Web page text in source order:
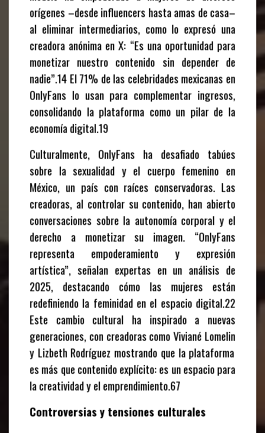
orígenes –desde influencers hasta amas de casa–
al eliminar intermediarios, como lo expresó una
creadora anónima en X: “Es una oportunidad para
monetizar nuestro contenido sin depender de
nadie”.14 El 71% de las celebridades mexicanas en
OnlyFans lo usan para complementar ingresos,
consolidando la plataforma como un pilar de la
economía digital.19
Culturalmente, OnlyFans ha desafiado tabúes
sobre la sexualidad y el cuerpo femenino en
México, un país con raíces conservadoras. Las
creadoras, al controlar su contenido, han abierto
conversaciones sobre la autonomía corporal y el
derecho a monetizar su imagen. “OnlyFans
representa empoderamiento y expresión
artística”, señalan expertas en un análisis de
2025, destacando cómo las mujeres están
redefiniendo la feminidad en el espacio digital.22
Este cambio cultural ha inspirado a nuevas
generaciones, con creadoras comoViviané Lomelin
y Lizbeth Rodríguez mostrando que la plataforma
es más que contenido explícito: es un espacio para
la creatividad y el emprendimiento.67
Controversias y tensiones culturales